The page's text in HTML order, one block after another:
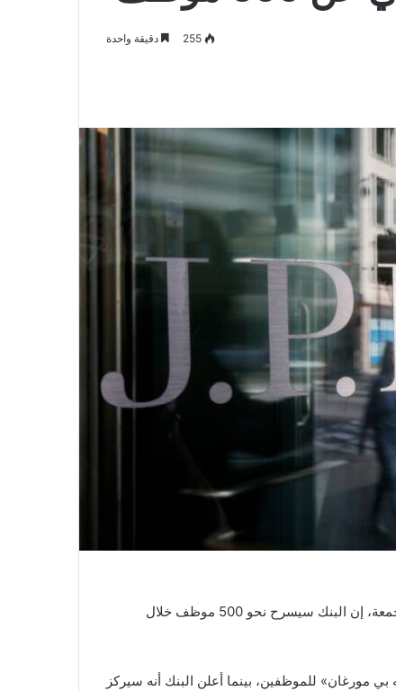
255 دقيقة واحدة
» لشبكة «CNN»، يوم الجمعة، إن البنك سيسرح نحو 500 موظف خلال
للموظفين، بينما أعلن البنك أنه سيركز